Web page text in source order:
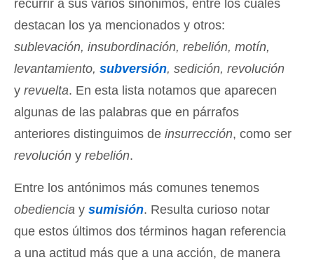
recurrir a sus varios sinónimos, entre los cuales
destacan los ya mencionados y otros:
sublevación, insubordinación, rebelión, motín,
levantamiento, subversión, sedición, revolución
y revuelta. En esta lista notamos que aparecen
algunas de las palabras que en párrafos
anteriores distinguimos de insurrección, como ser
revolución y rebelión.
Entre los antónimos más comunes tenemos
obediencia y sumisión. Resulta curioso notar
que estos últimos dos términos hagan referencia
a una actitud más que a una acción, de manera